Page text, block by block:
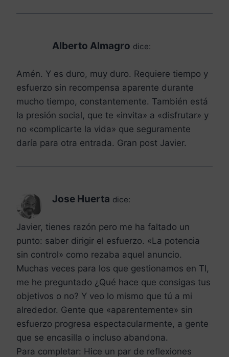
Alberto Almagro dice:
Amén. Y es duro, muy duro. Requiere tiempo y
esfuerzo sin recompensa aparente durante
mucho tiempo, constantemente. También está
la presión social, que te «invita» a «disfrutar» y
no «complicarte la vida» que seguramente
daría para otra entrada. Gran post Javier.
Jose Huerta dice:
Javier, tienes razón pero me ha faltado un
punto: saber dirigir el esfuerzo. «La potencia
sin control» como rezaba aquel anuncio.
Muchas veces para los que gestionamos en TI,
me he preguntado ¿Qué hace que consigas tus
objetivos o no? Y veo lo mismo que tú a mi
alrededor. Gente que «aparentemente» sin
esfuerzo progresa espectacularmente, a gente
que se encasilla o incluso abandona.
Para completar: Hice un par de reflexiones